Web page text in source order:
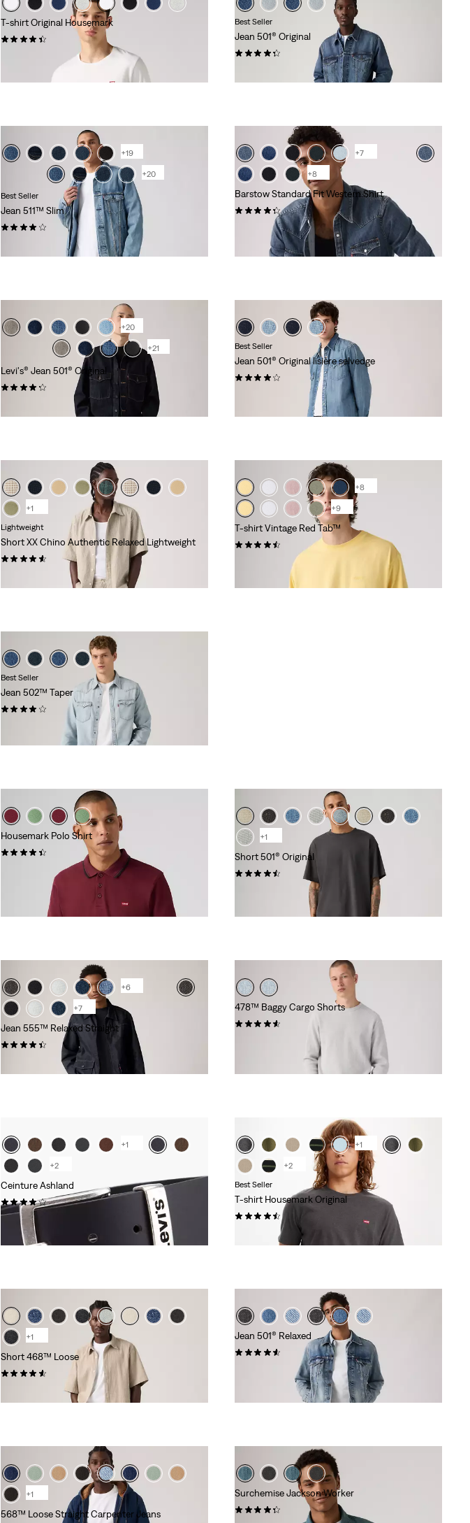
T-shirt Original Housemark
Best Seller
Jean 501® Original
+19
+20
Best Seller
Jean 511™ Slim
(3439)
+7
+8
Barstow Standard Fit Western Shirt
(601)
+20
+21
Levi's® Jean 501® Original
(9039)
Best Seller
Jean 501® Original lisière selvedge
+1
Lightweight
Short XX Chino Authentic Relaxed Lightweight
(55)
+8
+9
T-shirt Vintage Red Tab™
Best Seller
Jean 502™ Taper
(146)
Housemark Polo Shirt
+1
Short 501® Original
+6
+7
Jean 555™ Relaxed Straight
(374)
478™ Baggy Cargo Shorts
+1
+2
Ceinture Ashland
(257)
39,00 €
+1
+2
Best Seller
T-shirt Housemark Original
(623)
+1
Short 468™ Loose
Jean 501® Relaxed
+1
568™ Loose Straight Carpenter Jeans
Surchemise Jackson Worker